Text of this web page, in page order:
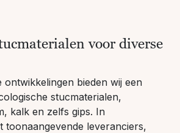
voor diverse
ontwikkelingen bieden wij een
stucmaterialen,
kalk en zelfs gips. In
toonaangevende leveranciers,